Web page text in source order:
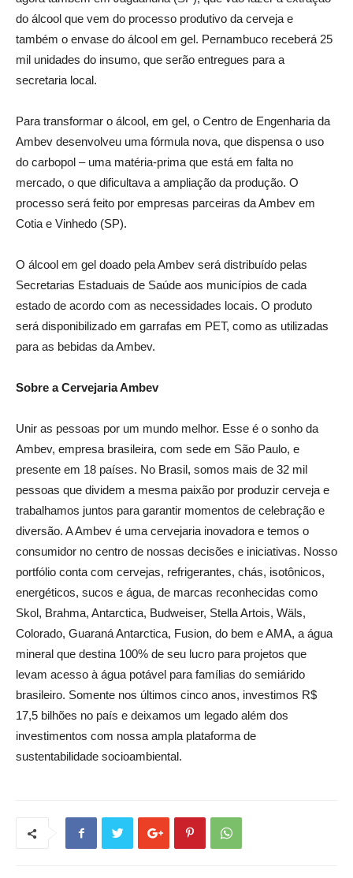
do álcool que vem do processo produtivo da cerveja e
também o envase do álcool em gel. Pernambuco receberá 25
mil unidades do insumo, que serão entregues para a
secretaria local.
Para transformar o álcool, em gel, o Centro de Engenharia da
Ambev desenvolveu uma fórmula nova, que dispensa o uso
do carbopol – uma matéria-prima que está em falta no
mercado, o que dificultava a ampliação da produção. O
processo será feito por empresas parceiras da Ambev em
Cotia e Vinhedo (SP).
O álcool em gel doado pela Ambev será distribuído pelas
Secretarias Estaduais de Saúde aos municípios de cada
estado de acordo com as necessidades locais. O produto
será disponibilizado em garrafas em PET, como as utilizadas
para as bebidas da Ambev.
Sobre a Cervejaria Ambev
Unir as pessoas por um mundo melhor. Esse é o sonho da
Ambev, empresa brasileira, com sede em São Paulo, e
presente em 18 países. No Brasil, somos mais de 32 mil
pessoas que dividem a mesma paixão por produzir cerveja e
trabalhamos juntos para garantir momentos de celebração e
diversão. A Ambev é uma cervejaria inovadora e temos o
consumidor no centro de nossas decisões e iniciativas. Nosso
portfólio conta com cervejas, refrigerantes, chás, isotônicos,
energéticos, sucos e água, de marcas reconhecidas como
Skol, Brahma, Antarctica, Budweiser, Stella Artois, Wäls,
Colorado, Guaraná Antarctica, Fusion, do bem e AMA, a água
mineral que destina 100% de seu lucro para projetos que
levam acesso à água potável para famílias do semiárido
brasileiro. Somente nos últimos cinco anos, investimos R$
17,5 bilhões no país e deixamos um legado além dos
investimentos com nossa ampla plataforma de
sustentabilidade socioambiental.